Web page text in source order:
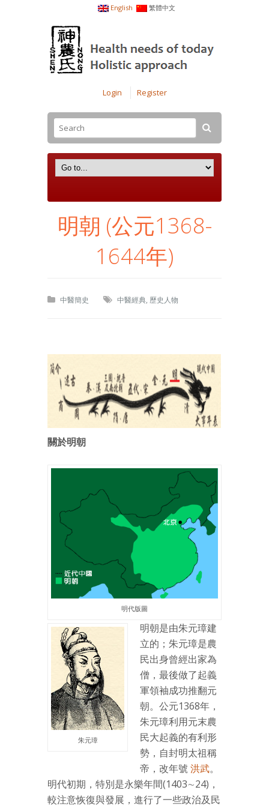
English 繁體中文
Login Register
明朝 (公元1368-
1644年)
中醫簡史 中醫經典, 歷史人物
關於明朝
明代版圖
朱元璋
明朝是由朱元璋建
立的；朱元璋是農
民出身曾經出家為
僧，最後做了起義
軍領袖成功推翻元
朝。公元1368年，
朱元璋利用元末農
民大起義的有利形
勢，自封明太祖稱
帝，改年號洪武。
明代初期，特別是永樂年間(1403∼24)，
較注意恢復與發展，進行了一些政治及民